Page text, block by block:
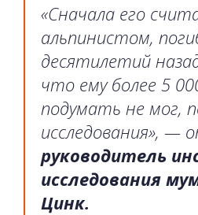
«Сначала его
альпинистом,
десятилетий
что ему более 5
подумать не мог,
исследования», —
руководитель
исследования
Цинк.